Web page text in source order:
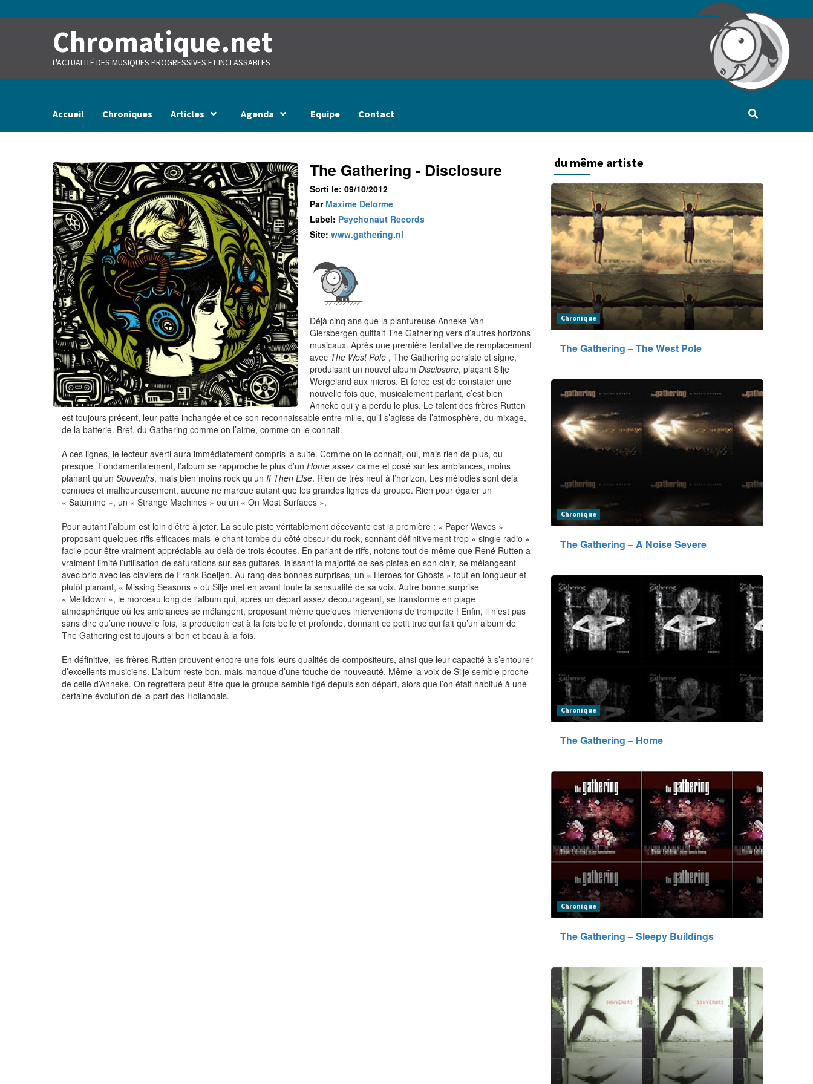
to
Chromatique.net
L'ACTUALITÉ DES MUSIQUES PROGRESSIVES ET INCLASSABLES
Accueil Chroniques Articles Agenda Equipe Contact
The Gathering - Disclosure
Sorti le: 09/10/2012
Par Maxime Delorme
Label: Psychonaut Records
Site: www.gathering.nl
Déjà cinq ans que la plantureuse Anneke Van
Giersbergen quittait The Gathering vers d’autres horizons
musicaux. Après une première tentative de remplacement
avec The West Pole , The Gathering persiste et signe,
produisant un nouvel album Disclosure, plaçant Silje
Wergeland aux micros. Et force est de constater une
nouvelle fois que, musicalement parlant, c’est bien
Anneke qui y a perdu le plus. Le talent des frères Rutten
est toujours présent, leur patte inchangée et ce son reconnaissable entre mille, qu’il s’agisse de l’atmosphère, du mixage,
de la batterie. Bref, du Gathering comme on l’aime, comme on le connait.
A ces lignes, le lecteur averti aura immédiatement compris la suite. Comme on le connait, oui, mais rien de plus, ou
presque. Fondamentalement, l’album se rapproche le plus d’un Home assez calme et posé sur les ambiances, moins
planant qu’un Souvenirs, mais bien moins rock qu’un If Then Else. Rien de très neuf à l’horizon. Les mélodies sont déjà
connues et malheureusement, aucune ne marque autant que les grandes lignes du groupe. Rien pour égaler un
« Saturnine », un « Strange Machines » ou un « On Most Surfaces ».
Pour autant l’album est loin d’être à jeter. La seule piste véritablement décevante est la première : « Paper Waves »
proposant quelques riffs efficaces mais le chant tombe du côté obscur du rock, sonnant définitivement trop « single radio »
facile pour être vraiment appréciable au-delà de trois écoutes. En parlant de riffs, notons tout de même que René Rutten a
vraiment limité l’utilisation de saturations sur ses guitares, laissant la majorité de ses pistes en son clair, se mélangeant
avec brio avec les claviers de Frank Boeijen. Au rang des bonnes surprises, un « Heroes for Ghosts » tout en longueur et
plutôt planant, « Missing Seasons » où Silje met en avant toute la sensualité de sa voix. Autre bonne surprise
« Meltdown », le morceau long de l’album qui, après un départ assez décourageant, se transforme en plage
atmosphérique où les ambiances se mélangent, proposant même quelques interventions de trompette ! Enfin, il n’est pas
sans dire qu’une nouvelle fois, la production est à la fois belle et profonde, donnant ce petit truc qui fait qu’un album de
The Gathering est toujours si bon et beau à la fois.
En définitive, les frères Rutten prouvent encore une fois leurs qualités de compositeurs, ainsi que leur capacité à s’entourer
d’excellents musiciens. L’album reste bon, mais manque d’une touche de nouveauté. Même la voix de Silje semble proche
de celle d’Anneke. On regrettera peut-être que le groupe semble figé depuis son départ, alors que l’on était habitué à une
certaine évolution de la part des Hollandais.
du même artiste
Chronique
The Gathering – The West Pole
Chronique
The Gathering – A Noise Severe
Chronique
The Gathering – Home
Chronique
The Gathering – Sleepy Buildings